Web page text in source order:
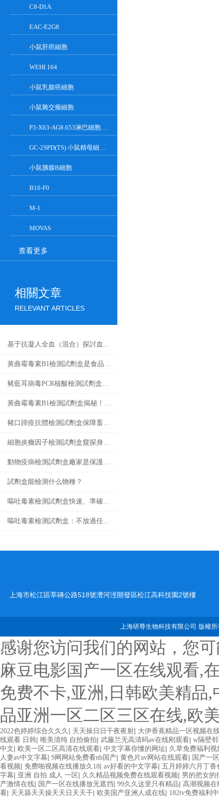
C8-D1A
EAC-E2G8
小鼠肝癌細胞
WEHI 164
小鼠乳腺癌細胞
小鼠雜交瘤細胞
P3-X63-AG8.653淋巴細胞小鼠骨髓瘤細胞
GC-2SPD(TS) 小鼠精母細胞系
小鼠胰腺Β細胞
B16-F0
M-1
MOVAS
查看更多
相關文章
RELEVANT ARTICLES
基于抗凝人全血（混合）探討血液流變學特性及其影響因素
黃曲霉毒素B1檢測試劑盒是食品安全的新工具
豬藍耳病毒PCR核酸檢測試劑盒基礎科普
黃曲霉毒素B1檢測試劑盒揭秘！精準鎖定隱患
豬口蹄疫抗體檢測試劑盒保障畜牧業健康發展的重要工具
細胞炎癥因子檢測試劑盒窺探身體內部的戰爭
動物疫病檢測試劑盒廠家是保護動物健康的重要環節
試劑盒能檢測什么物種？
嘔吐毒素檢測試劑盒快速、準確檢測糧食中的有害物質
嘔吐毒素檢測試劑盒：不放過任何微量毒素隱患
上海市松江區莘磚公路518號漕河涇開發區松江高科技園2號樓
上海研尊生物科技有限公司 版權
感谢您访问我们的网站，您
麻豆电影国产一区在线观看,
免费不卡,亚洲,日韩欧美精品
品亚洲一区二区三区在线,欧
2022色婷婷综合久久久 | 天天操日日干夜夜射| 大伊香蕉精品一区视频在
线观看 日韩| 唯美清纯 自拍偷拍| 武藤兰无高清码av在线刚观看| w隔壁
中文| 欧美一区二区高清在线观看| 中文字幕你懂的网址| 久草免费福利视
人妻av中文字幕| 9网网站免费看nb国产| 黄色片av网站在线观看| 国产一
看视频| 免费啪视频在线播放久18| av好看的中文字幕| 五月婷婷六月丁香
字幕| 亚洲 自拍 成人 一区 | 久久精品视频免费在线观看视频| 男的把女的
产激情在线| 国产一区在线播放无遮挡| 99久久这里只有精品| 高潮视频
看| 天天舔天天操天天日天天干| 欧美国产亚洲人成在线| 182tv免费福利